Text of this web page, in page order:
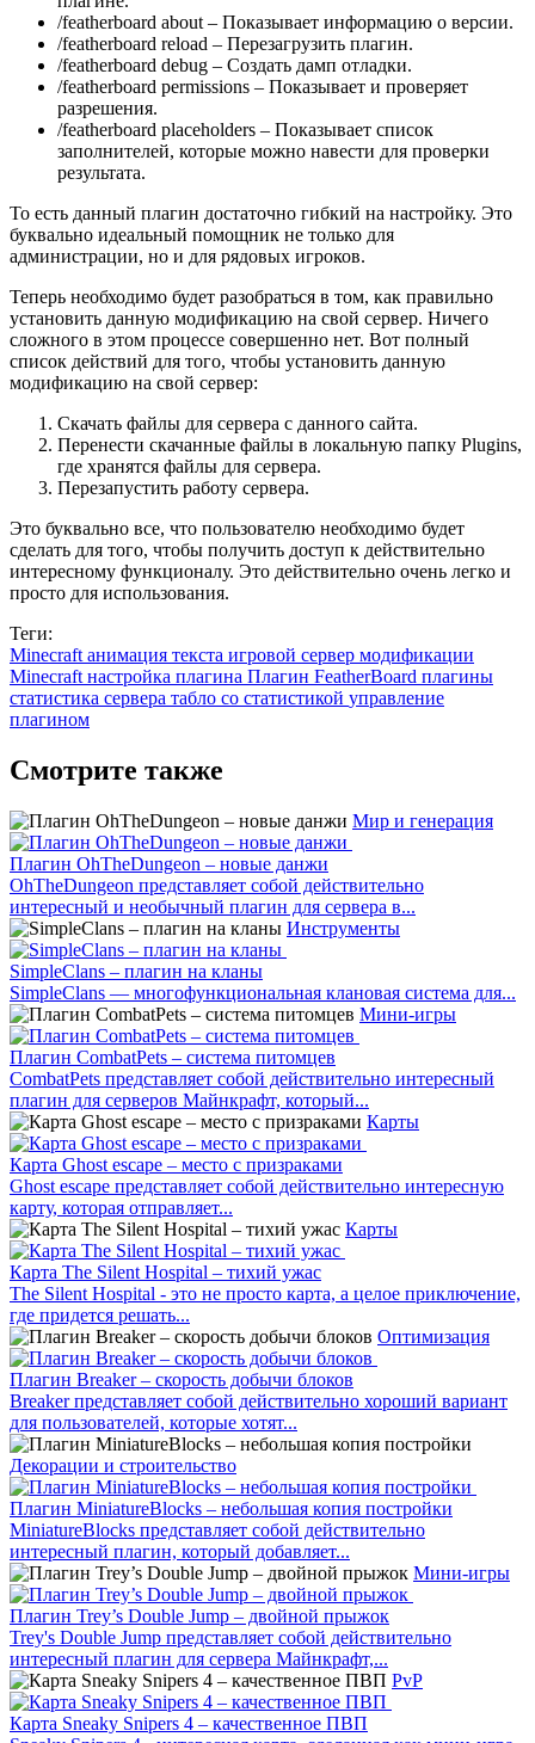
/featherboard about – Показывает информацию о версии.
/featherboard reload – Перезагрузить плагин.
/featherboard debug – Создать дамп отладки.
/featherboard permissions – Показывает и проверяет
разрешения.
/featherboard placeholders – Показывает список
заполнителей, которые можно навести для проверки
результата.
То есть данный плагин достаточно гибкий на настройку. Это
буквально идеальный помощник не только для
администрации, но и для рядовых игроков.
Теперь необходимо будет разобраться в том, как правильно
установить данную модификацию на свой сервер. Ничего
сложного в этом процессе совершенно нет. Вот полный
список действий для того, чтобы установить данную
модификацию на свой сервер:
Скачать файлы для сервера с данного сайта.
Перенести скачанные файлы в локальную папку Plugins,
где хранятся файлы для сервера.
Перезапустить работу сервера.
Это буквально все, что пользователю необходимо будет
сделать для того, чтобы получить доступ к действительно
интересному функционалу. Это действительно очень легко и
просто для использования.
Теги:
Minecraft анимация текста игровой сервер модификации
Minecraft настройка плагина Плагин FeatherBoard плагины
статистика сервера табло со статистикой управление
плагином
Смотрите также
Мир и генерация
Плагин OhTheDungeon – новые данжи
OhTheDungeon представляет собой действительно
интересный и необычный плагин для сервера в...
Инструменты
SimpleClans – плагин на кланы
SimpleClans — многофункциональная клановая система для...
Мини-игры
Плагин CombatPets – система питомцев
CombatPets представляет собой действительно интересный
плагин для серверов Майнкрафт, который...
Карты
Карта Ghost escape – место с призраками
Ghost escape представляет собой действительно интересную
карту, которая отправляет...
Карты
Карта The Silent Hospital – тихий ужас
The Silent Hospital - это не просто карта, а целое приключение,
где придется решать...
Оптимизация
Плагин Breaker – скорость добычи блоков
Breaker представляет собой действительно хороший вариант
для пользователей, которые хотят...
Декорации и строительство
Плагин MiniatureBlocks – небольшая копия постройки
MiniatureBlocks представляет собой действительно
интересный плагин, который добавляет...
Мини-игры
Плагин Trey’s Double Jump – двойной прыжок
Trey's Double Jump представляет собой действительно
интересный плагин для сервера Майнкрафт,...
PvP
Карта Sneaky Snipers 4 – качественное ПВП